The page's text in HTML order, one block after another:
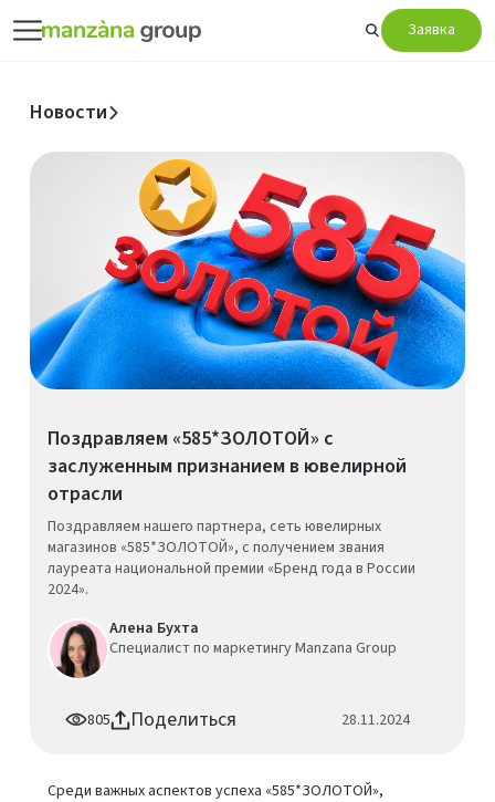
Заявка
Новости
Поздравляем «585*ЗОЛОТОЙ» с
заслуженным признанием в ювелирной
отрасли
Поздравляем нашего партнера, сеть ювелирных
магазинов «585*ЗОЛОТОЙ», с получением звания
лауреата национальной премии «Бренд года в России
2024».
Алена Бухта
Специалист по маркетингу Manzana Group
805 Поделиться 28.11.2024
Среди важных аспектов успеха «585*ЗОЛОТОЙ»,